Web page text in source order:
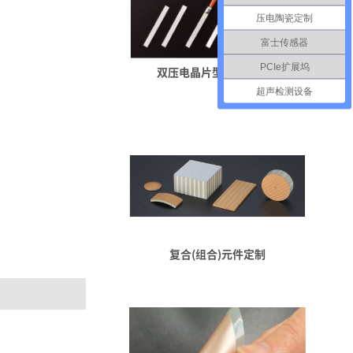
双压电晶片型振动子定制
复合(组合)元件定制
压电陶瓷定制
富士传感器
PCIe扩展坞
超声检测设备